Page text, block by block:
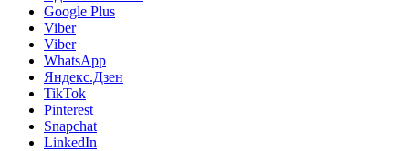
Google Plus
Viber
Viber
WhatsApp
Яндекс.Дзен
TikTok
Pinterest
Snapchat
LinkedIn